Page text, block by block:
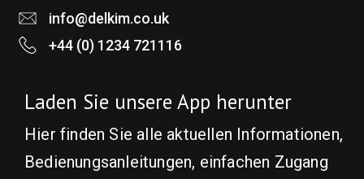
info@delkim.co.uk
+44 (0) 1234 721116
Laden Sie unsere App herunter
Hier finden Sie alle aktuellen Informationen,
Bedienungsanleitungen, einfachen Zugang